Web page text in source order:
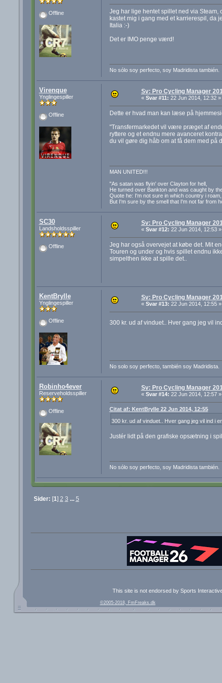
Offline
Jeg har lige hentet spillet ned via
kastet mig i gang med et karrierespil, da
Italia :-)
Det er IMO penge værd!
No sólo soy perfecto, soy Madridista también.
Virenque
Ynglingespiller
Offline
Sv: Pro Cycling Manager
« Svar #11: 22 Jun 2014, 12:32 »
Dette er hvad man kan læse på
"Transfermarkedet vil være præget af
ryttere og et endnu mere avanceret
du vil gøre dig håb om at få dem med på
MAN UNITED!!!
"As satan was flyin' over Clayton for hell,
He turned over Bankton and was caught by
Quote he: I'm not sure in which country i roam,
But I'm sure by the smell that I'm not far from
SC30
Landsholdsspiller
Offline
Sv: Pro Cycling Manager
« Svar #12: 22 Jun 2014, 12:53 »
Jeg har også overvejet at købe det. Mit
Touren og under og hvis spillet endnu
simpelthen ikke at spille det..
KentBrylle
Ynglingespiller
Offline
Sv: Pro Cycling Manager
« Svar #13: 22 Jun 2014, 12:55 »
300 kr. ud af vinduet.. Hver gang jeg vil
No solo soy perfecto, también soy Madridista.
Robinho4ever
Reserveholdsspiller
Offline
Sv: Pro Cycling Manager
« Svar #14: 22 Jun 2014, 12:57 »
Citat af: KentBrylle 22 Jun 2014, 12:55
300 kr. ud af vinduet.. Hver gang jeg vil ind i
Justér lidt på den grafiske opsætning i
No sólo soy perfecto, soy Madridista también.
Sider: [1] 2 3 ... 5
This site is not endorsed by Sports
©2005-2018, FmFreaks.dk